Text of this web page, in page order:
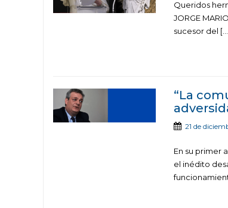
Queridos
JORGE
sucesor del
“La
21 de
En su primer
el inédito